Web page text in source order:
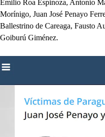
Emilio Roa Espinoza, Antonio
Morínigo, Juan José Penayo
Ballestrino de Careaga, Fausto
Goiburú Giménez.